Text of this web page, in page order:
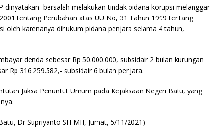
dinyatakan bersalah melakukan tindak pidana korupsi melanggar
tentang Perubahan atas UU No, 31 Tahun 1999 tentang
oleh karenanya dihukum pidana penjara selama 4 tahun,
denda sebesar Rp 50.000.000, subsidair 2 bulan kurungan
Rp 316.259.582,- subsidair 6 bulan penjara.
Jaksa Penuntut Umum pada Kejaksaan Negeri Batu, yang
Dr Supriyanto SH MH, Jumat, 5/11/2021)